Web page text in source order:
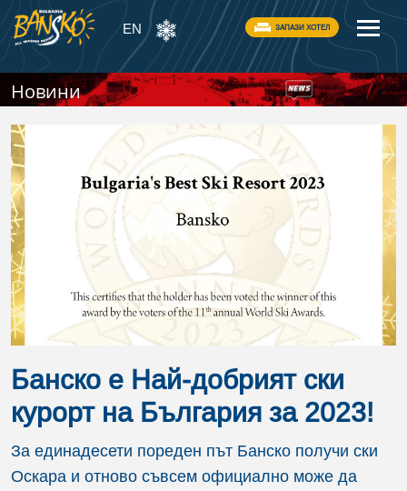
EN ЗАПАЗИ ХОТЕЛ
Новини
Банско е Най-добрият ски
курорт на България за 2023!
За единадесети пореден път Банско получи ски
Оскара и отново съвсем официално може да